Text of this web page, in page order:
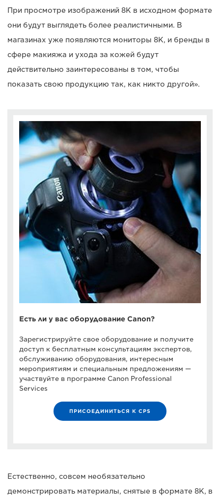
При просмотре изображений 8K в исходном формате
они будут выглядеть более реалистичными. В
магазинах уже появляются мониторы 8K, и бренды в
сфере макияжа и ухода за кожей будут
действительно заинтересованы в том, чтобы
показать свою продукцию так, как никто другой».
Есть ли у вас оборудование Canon?
Зарегистрируйте свое оборудование и получите
доступ к бесплатным консультациям экспертов,
обслуживанию оборудования, интересным
мероприятиям и специальным предложениям —
участвуйте в программе Canon Professional
Services
ПРИСОЕДИНИТЬСЯ К CPS
Естественно, совсем необязательно
демонстрировать материалы, снятые в формате 8K, в